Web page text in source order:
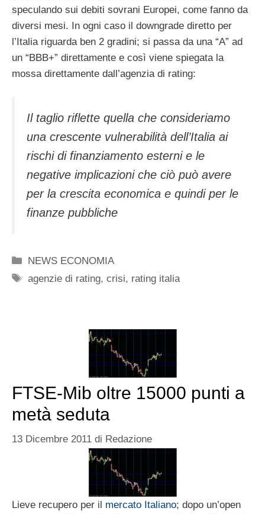
speculando sui debiti sovrani Europei, come fanno da
diversi mesi. In ogni caso il downgrade diretto per
l’Italia riguarda ben 2 gradini; si passa da una “A” ad
un “BBB+” direttamente e così viene spiegata la
mossa direttamente dall’agenzia di rating:
Il taglio riflette quella che consideriamo
una crescente vulnerabilità dell’Italia ai
rischi di finanziamento esterni e le
negative implicazioni che ciò può avere
per la crescita economica e quindi per le
finanze pubbliche
Categorie
NEWS ECONOMIA
Tag
agenzie di rating,crisi, rating italia
FTSE-Mib oltre 15000 punti a
metà seduta
13 Dicembre 2011 di Redazione
Lieve recupero per il mercato Italiano; dopo un’open